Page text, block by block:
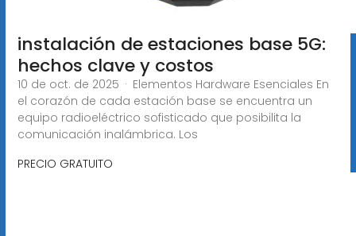
instalación de estaciones base 5G:
hechos clave y costos
10 de oct. de 2025 · Elementos Hardware Esenciales En
el corazón de cada estación base se encuentra un
equipo radioeléctrico sofisticado que posibilita la
comunicación inalámbrica. Los
PRECIO GRATUITO